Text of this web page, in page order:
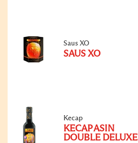
Saus XO
SAUS XO
Kecap
KECAP ASIN
DOUBLE DELUXE